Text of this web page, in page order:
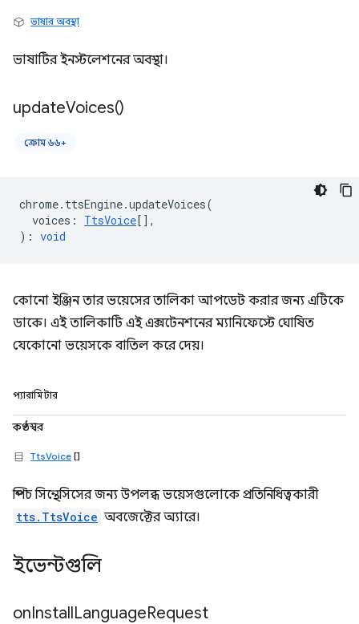
ভাষার অবস্থা
ভাষাটির ইনস্টলেশনের অবস্থা।
updateVoices()
ক্রোম ৬৬+
chrome. ttsEngine.updateVoices(
voices : TtsVoice[],
) : void
কোনো ইঞ্জিন তার ভয়েসের তালিকা আপডেট করার জন্য এটিকে
ডাকে। এই তালিকাটি এই এক্সটেনশনের ম্যানিফেস্টে ঘোষিত
যেকোনো ভয়েসকে বাতিল করে দেয়।
প্যারামিটার
কণ্ঠস্বর
TtsVoice []
স্পিচ সিন্থেসিসের জন্য উপলব্ধ ভয়েসগুলোকে প্রতিনিধিত্বকারী
tts.TtsVoice অবজেক্টের অ্যারে।
ইভেন্টগুলি
onInstallLanguageRequest